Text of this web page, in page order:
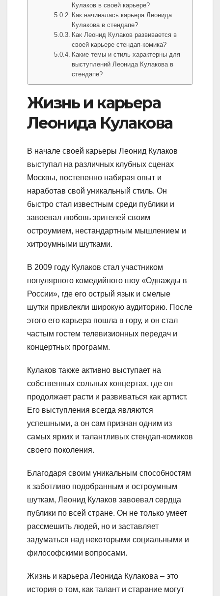
Кулаков в своей карьере?
Как начиналась карьера Леонида
Кулакова в стендапе?
Как Леонид Кулаков развивается в
своей карьере стендап-комика?
Какие темы и стиль характерны для
выступлений Леонида Кулакова в
стендапе?
Жизнь и карьера
Леонида Кулакова
В начале своей карьеры Леонид Кулаков
выступал на различных клубных сценах
Москвы, постепенно набирая опыт и
наработав свой уникальный стиль. Он
быстро стал известным среди публики и
завоевал любовь зрителей своим
остроумием, нестандартным мышлением и
хитроумными шутками.
В 2009 году Кулаков стал участником
популярного комедийного шоу «Однажды в
России», где его острый язык и смелые
шутки привлекли широкую аудиторию. После
этого его карьера пошла в гору, и он стал
частым гостем телевизионных передач и
концертных программ.
Кулаков также активно выступает на
собственных сольных концертах, где он
продолжает расти и развиваться как артист.
Его выступления всегда являются
успешными, а он сам признан одним из
самых ярких и талантливых стендап-комиков
своего поколения.
Благодаря своим уникальным способностям
к заботливо подобранным и остроумным
шуткам, Леонид Кулаков завоевал сердца
публики по всей стране. Он не только умеет
рассмешить людей, но и заставляет
задуматься над некоторыми социальными и
философскими вопросами.
Жизнь и карьера Леонида Кулакова – это
история о том, как талант и старание могут